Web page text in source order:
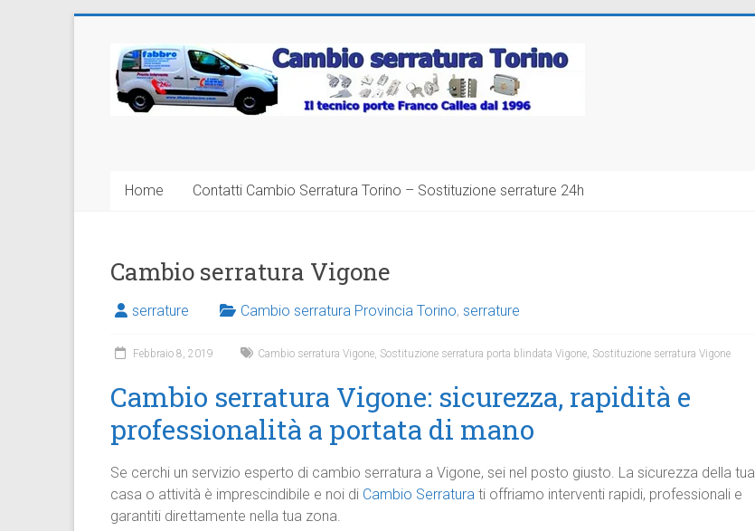
contenutoCambio
Serratura
Home Contatti Cambio Serratura Torino – Sostituzione serrature 24h
Cambio serratura Vigone
serrature Cambio serratura Provincia Torino, serrature
Febbraio 8, 2019 Cambio serratura Vigone, Sostituzione serratura porta blindata Vigone, Sostituzione serratura Vigone
Cambio serratura Vigone: sicurezza, rapidità e
professionalità a portata di mano
Se cerchi un servizio esperto di cambio serratura a Vigone, sei nel posto giusto. La sicurezza della tua
casa o attività è imprescindibile e noi di Cambio Serratura ti offriamo interventi rapidi, professionali e
garantiti direttamente nella tua zona.